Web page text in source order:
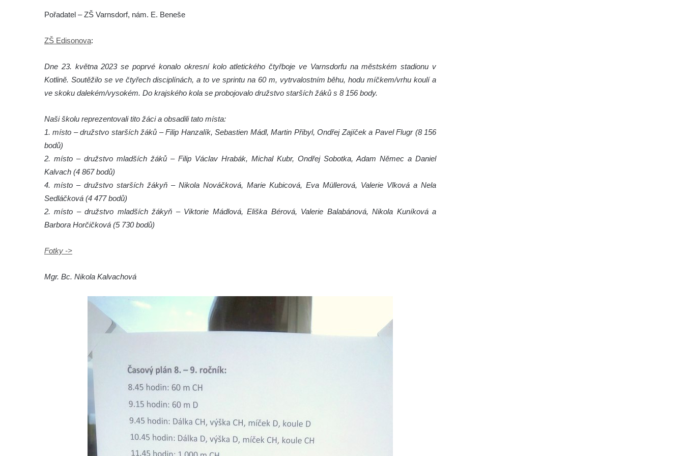
Pořadatel – ZŠ Varnsdorf, nám. E. Beneše
ZŠ Edisonova:
Dne 23. května 2023 se poprvé konalo okresní kolo atletického čtyřboje ve Varnsdorfu na městském stadionu v
Kotlině. Soutěžilo se ve čtyřech disciplínách, a to ve sprintu na 60 m, vytrvalostním běhu, hodu míčkem/vrhu koulí a
ve skoku dalekém/vysokém. Do krajského kola se probojovalo družstvo starších žáků s 8 156 body.
Naši školu reprezentovali tito žáci a obsadili tato místa:
1. místo – družstvo starších žáků – Filip Hanzalík, Sebastien Mádl, Martin Přibyl, Ondřej Zajíček a Pavel Flugr (8 156
bodů)
2. místo – družstvo mladších žáků – Filip Václav Hrabák, Michal Kubr, Ondřej Sobotka, Adam Němec a Daniel
Kalvach (4 867 bodů)
4. místo – družstvo starších žákyň – Nikola Nováčková, Marie Kubicová, Eva Müllerová, Valerie Vlková a Nela
Sedláčková (4 477 bodů)
2. místo – družstvo mladších žákyň – Viktorie Mádlová, Eliška Bérová, Valerie Balabánová, Nikola Kuníková a
Barbora Horčičková (5 730 bodů)
Fotky ->
Mgr. Bc. Nikola Kalvachová